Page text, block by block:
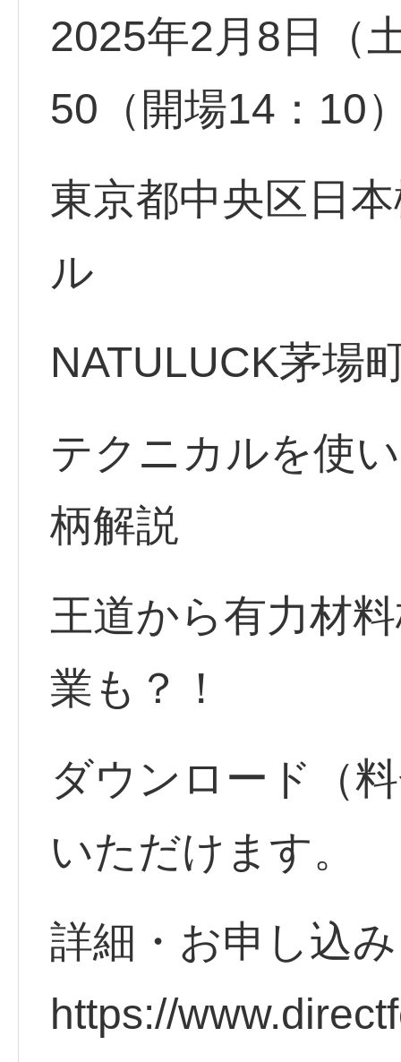
2025年2月8日（
50（開場14：10
東京都中央区日
ル
NATULUCK茅場
テクニカルを使
柄解説
王道から有力材
業も？！
ダウンロード（
いただけます。
詳細・お申し
https://